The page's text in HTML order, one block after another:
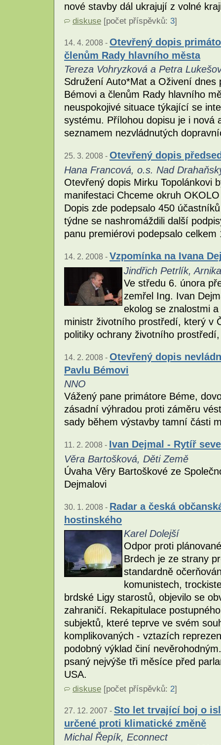
nové stavby dál ukrajují z volné
diskuse [počet příspěvků: 3]
14. 4. 2008 - Otevřený dopis
členům Rady hlavního města
Tereza Vohryzková a Petra
Sdružení Auto*Mat a Oživení dnes
Bémovi a členům Rady hlavního
neuspokojivé situace týkající se
systému. Přílohou dopisu je i nová
seznamem nezvládnutých
25. 3. 2008 - Otevřený dopis
Hana Francová, o.s. Nad
Otevřený dopis Mirku Topolánkovi
manifestaci Chceme okruh
Dopis zde podepsalo 450
týdne se nashromáždili další
panu premiérovi podepsalo celkem
14. 2. 2008 - Vzpomínka na Ivana
Jindřich Petrlík, Arnika
Ve středu 6. února
zemřel Ing. Ivan
ekolog se znalostmi
ministr životního prostředí, který v
politiky ochrany životního
14. 2. 2008 - Otevřený dopis
Pavlu Bémovi
NNO
Vážený pane primátore Béme,
zásadní výhradou proti záměru
sady během výstavby tamní části
11. 2. 2008 - Ivan Dejmal - Rytíř
Věra Bartošková, Děti Země
Úvaha Věry Bartoškové ze
Dejmalovi
30. 1. 2008 - Radar a česká
hostinského
Karel Dolejší
Odpor proti
Brdech je ze strany
standardně
komunistech,
brdské Ligy starostů, objevilo se
zahraničí. Rekapitulace
subjektů, které teprve ve svém
komplikovaných - vztazích
podobný výklad činí
psaný nejvýše tři měsíce před
USA.
diskuse [počet příspěvků: 2]
27. 12. 2007 - Sto let trvající boj o
určené proti klimatické změně
Michal Řepík, Econnect